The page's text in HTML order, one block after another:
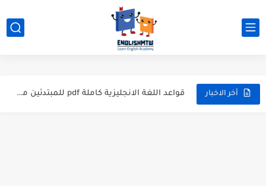
أخر الاخبار
modal verbs بالانجليزي: قواعد الاستخدام مع أمثلة
أزمنة اللغة الانجليزية: شرح مبسط للمبتدئين 2026